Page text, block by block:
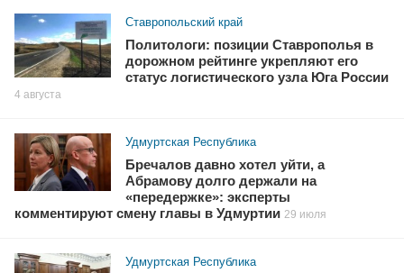
Ставропольский край
Политологи: позиции Ставрополья в
дорожном рейтинге укрепляют его
статус логистического узла Юга России
4 августа
Удмуртская Республика
Бречалов давно хотел уйти, а
Абрамову долго держали на
«передержке»: эксперты
комментируют смену главы в Удмуртии 29 июля
Удмуртская Республика